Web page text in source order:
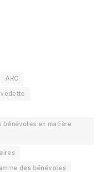
ARC
vedette
bénévoles en matière
des bénévoles